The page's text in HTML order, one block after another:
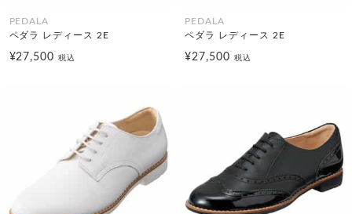
PEDALA
ペダラ レディース 2E
¥27,500税込
PEDALA
ペダラ レディース 2E
¥27,500 税込